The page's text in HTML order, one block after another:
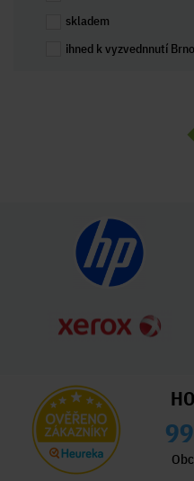
skladem
ihned k vyzvednnutí Brno